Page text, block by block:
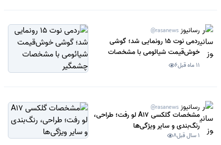
رسانیوز @rasanews
ردمی نوت 15 رونمایی شد؛ گوشی
خوش‌قیمت شیائومی با مشخصات
چشمگیر
11 ماه قبل 6
رسانیوز @rasanews
مشخصات گلکسی A17 لو رفت؛ طراحی،
رنگ‌بندی و سایر ویژگی‌ها
1 سال قبل 8